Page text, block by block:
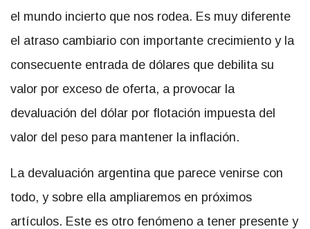
el mundo incierto que nos rodea. Es muy diferente
el atraso cambiario con importante crecimiento y la
consecuente entrada de dólares que debilita su
valor por exceso de oferta, a provocar la
devaluación del dólar por flotación impuesta del
valor del peso para mantener la inflación.
La devaluación argentina que parece venirse con
todo, y sobre ella ampliaremos en próximos
artículos. Este es otro fenómeno a tener presente y